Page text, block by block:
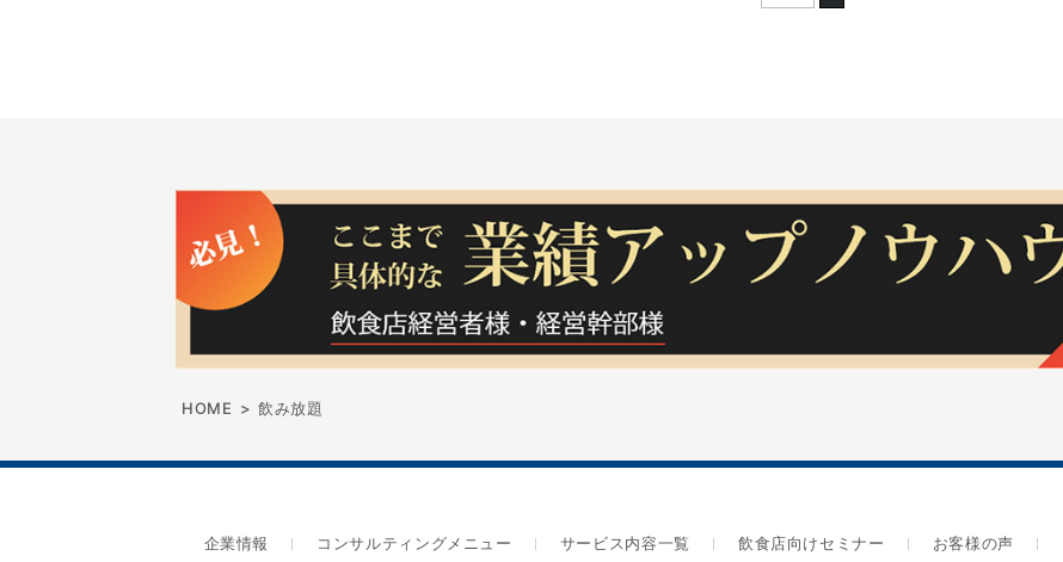
HOME > 飲み放題
企業情報 コンサルティングメニュー サービス内容一覧 飲食店向けセミナー お客様の声